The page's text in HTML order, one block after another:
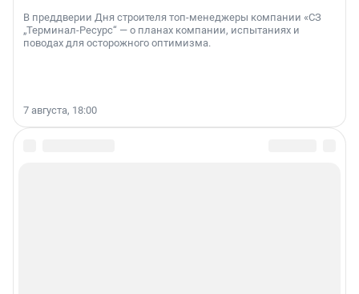
В преддверии Дня строителя топ-менеджеры компании «СЗ
„Терминал-Ресурс“ — о планах компании, испытаниях и
поводах для осторожного оптимизма.
7 августа, 18:00